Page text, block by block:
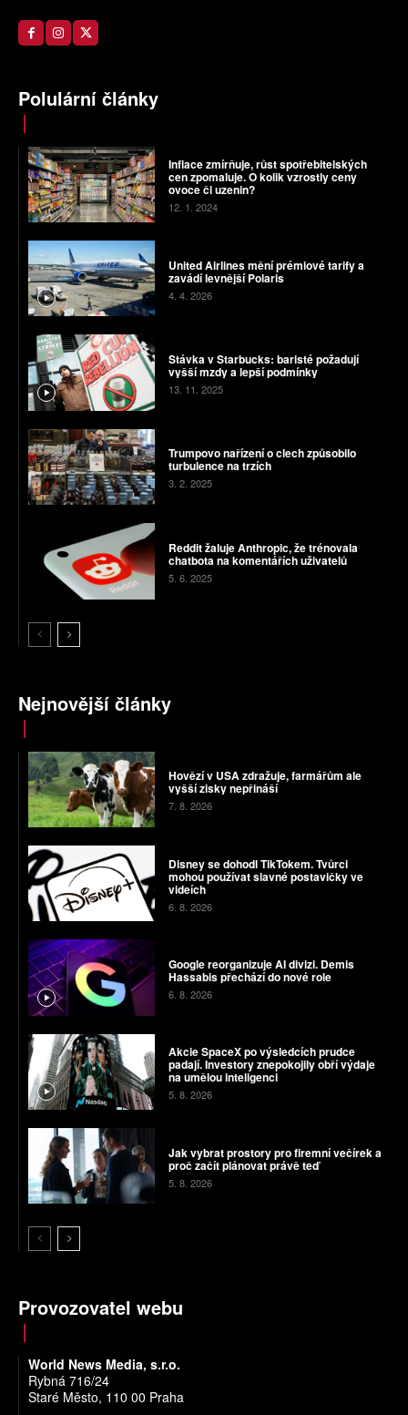
Polulární články
Inflace zmírňuje, růst spotřebitelských
cen zpomaluje. O kolik vzrostly ceny
ovoce či uzenin?
12. 1. 2024
United Airlines mění prémiové tarify a
zavádí levnější Polaris
4. 4. 2026
Stávka v Starbucks: baristé požadují
vyšší mzdy a lepší podmínky
13. 11. 2025
Trumpovo nařízení o clech způsobilo
turbulence na trzích
3. 2. 2025
Reddit žaluje Anthropic, že trénovala
chatbota na komentářích uživatelů
5. 6. 2025
Nejnovější články
Hovězí v USA zdražuje, farmářům ale
vyšší zisky nepřináší
7. 8. 2026
Disney se dohodl TikTokem. Tvůrci
mohou používat slavné postavičky ve
videích
6. 8. 2026
Google reorganizuje AI divizi. Demis
Hassabis přechází do nové role
6. 8. 2026
Akcie SpaceX po výsledcích prudce
padají. Investory znepokojily obří výdaje
na umělou inteligenci
5. 8. 2026
Jak vybrat prostory pro firemní večírek a
proč začít plánovat právě teď
5. 8. 2026
Provozovatel webu
World News Media, s.r.o.
Rybná 716/24
Staré Město, 110 00 Praha